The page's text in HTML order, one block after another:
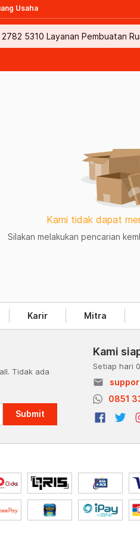
Usaha
Kami tidak dapat
Silakan melakukan pencarian
Karir Mitra
Tidak ada
Submit
Kami
Setiap hari
email
0851